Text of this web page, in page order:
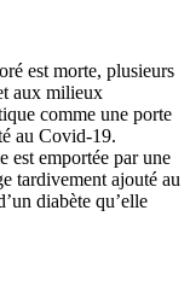
est morte, plusieurs
aux milieux
comme une porte
au Covid-19.
est emportée par une
tardivement ajouté au
diabète qu’elle